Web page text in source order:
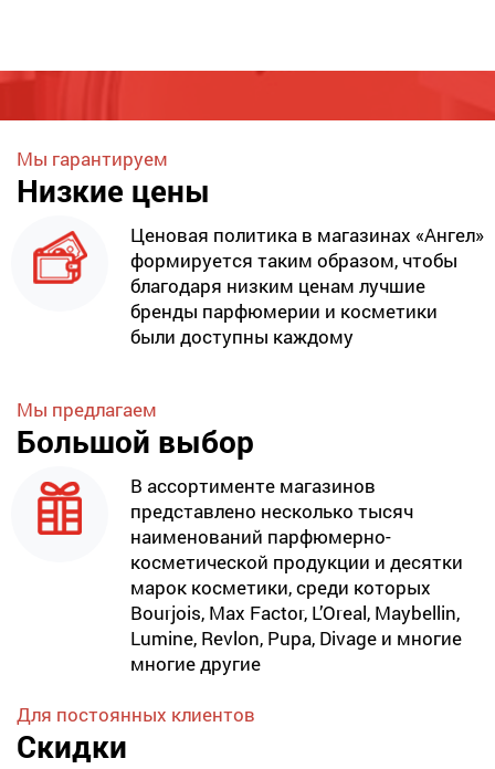
Мы гарантируем
Низкие цены
Ценовая политика в магазинах «Ангел»
формируется таким образом, чтобы
благодаря низким ценам лучшие
бренды парфюмерии и косметики
были доступны каждому
Мы предлагаем
Большой выбор
В ассортименте магазинов
представлено несколько тысяч
наименований парфюмерно-
косметической продукции и десятки
марок косметики, среди которых
Bourjois, Max Factor, L’Oreal, Maybellin,
Lumine, Revlon, Pupa, Divage и многие
многие другие
Для постоянных клиентов
Скидки